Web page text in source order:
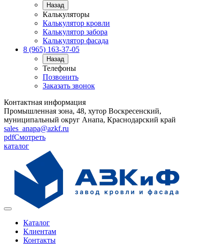
Назад
Калькуляторы
Калькулятор кровли
Калькулятор забора
Калькулятор фасада
8 (965) 163-37-05
Назад
Телефоны
Позвонить
Заказать звонок
Контактная информация
Промышленная зона, 48, хутор Воскресенский,
муниципальный округ Анапа, Краснодарский край
sales_anapa@azkf.ru
pdfСмотреть
каталог
Каталог
Клиентам
Контакты